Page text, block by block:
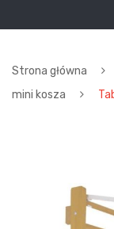
Strona główna
mini kosza